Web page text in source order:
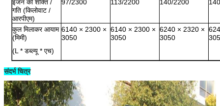
इंजन की शक्ति /
गति (किलोवाट /
आरपीएम)
97/2300 113/2200 140/2200
कुल मिलाकर आयाम
(मिमी)
(L * डब्ल्यू * एच)
6140 × 2300 ×
3050
6140 × 2300 ×
3050
6240 × 2320 ×
3050
संदर्भ चित्र